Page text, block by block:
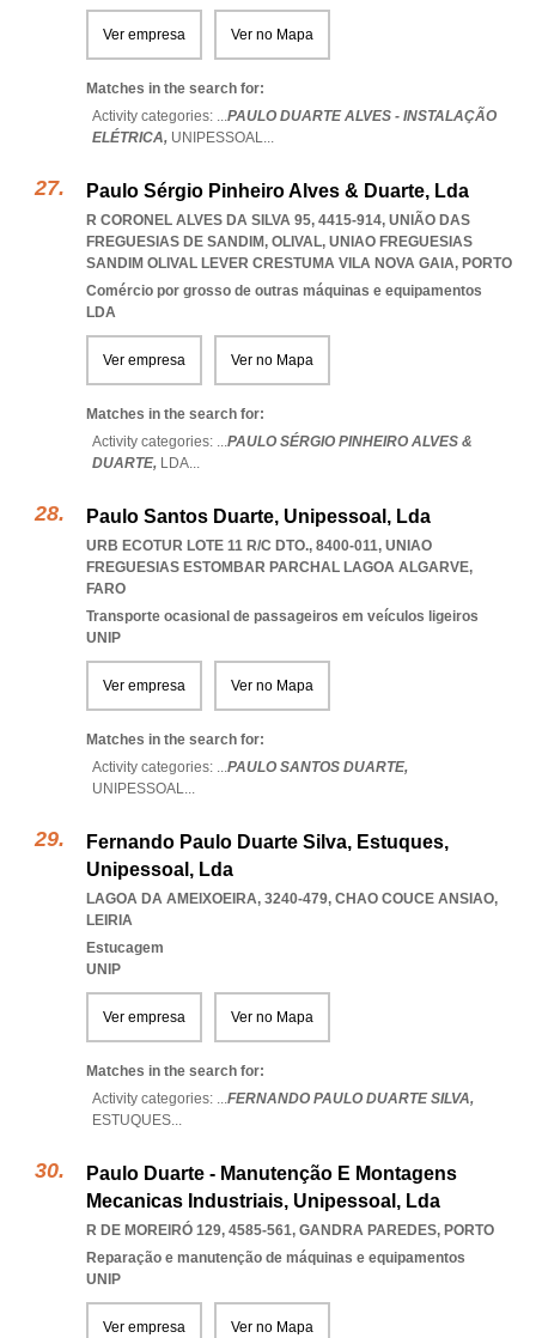
Ver empresa Ver no Mapa
Matches in the search for:
Activity categories: ...PAULO DUARTE ALVES - INSTALAÇÃO
ELÉTRICA, UNIPESSOAL...
Paulo Sérgio Pinheiro Alves & Duarte, Lda
R CORONEL ALVES DA SILVA 95, 4415-914, UNIÃO DAS
FREGUESIAS DE SANDIM, OLIVAL, UNIAO FREGUESIAS
SANDIM OLIVAL LEVER CRESTUMA VILA NOVA GAIA, PORTO
Comércio por grosso de outras máquinas e equipamentos
LDA
Ver empresa Ver no Mapa
Matches in the search for:
Activity categories: ...PAULO SÉRGIO PINHEIRO ALVES &
DUARTE, LDA...
Paulo Santos Duarte, Unipessoal, Lda
URB ECOTUR LOTE 11 R/C DTO., 8400-011, UNIAO
FREGUESIAS ESTOMBAR PARCHAL LAGOA ALGARVE,
FARO
Transporte ocasional de passageiros em veículos ligeiros
UNIP
Ver empresa Ver no Mapa
Matches in the search for:
Activity categories: ...PAULO SANTOS DUARTE,
UNIPESSOAL...
Fernando Paulo Duarte Silva, Estuques,
Unipessoal, Lda
LAGOA DA AMEIXOEIRA, 3240-479, CHAO COUCE ANSIAO,
LEIRIA
Estucagem
UNIP
Ver empresa Ver no Mapa
Matches in the search for:
Activity categories: ...FERNANDO PAULO DUARTE SILVA,
ESTUQUES...
Paulo Duarte - Manutenção E Montagens
Mecanicas Industriais, Unipessoal, Lda
R DE MOREIRÓ 129, 4585-561, GANDRA PAREDES, PORTO
Reparação e manutenção de máquinas e equipamentos
UNIP
Ver empresa Ver no Mapa